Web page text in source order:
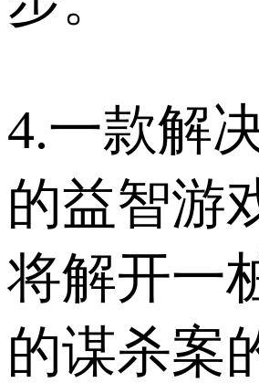
4.一款解
的益智游
将解开一
的谋杀案